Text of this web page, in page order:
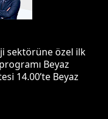
sektörüne özel ilk
Beyaz
14.00’te Beyaz